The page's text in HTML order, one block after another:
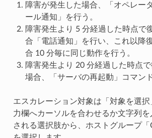
障害が発生した場合、「オペレー
ール通知」を行う。
障害発生より 5 分経過した時点で
合「電話通知」を行い、これ以降
合 10 分毎に同じ動作を行う。
障害発生より 20 分経過した時点
場合、「サーバの再起動」コマン
エスカレーション対象は「対象を選択
力欄へカーソルを合わせるか文字列
される選択肢から、ホストグループ「